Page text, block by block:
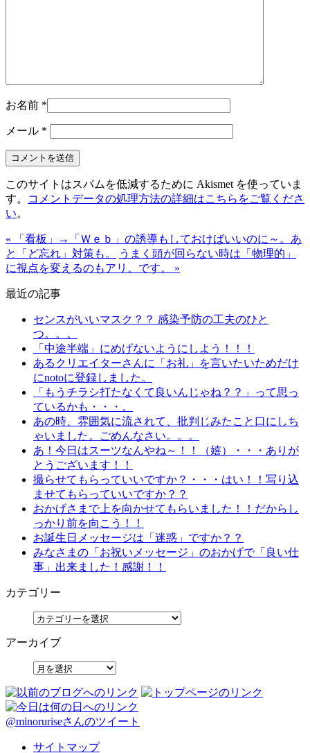
お名前 *
メール *
このサイトはスパムを低減するために Akismet を使っていま
す。
コメントデータの処理方法の詳細はこちらをご覧くださ
い。
« 「看板」→「Ｗｅｂ」の誘導もしておけばいいのに～。あ
と「ど忘れ」対策も。
うまく頭が回らない時は「物理的」
に視点を変えるのもアリ。です。 »
最近の記事
センスがいいマスク？？ 感染予防の工夫のひと
つ。。。
「中途半端」にめげないようにしよう！！！
あるクリエイターさんに「お礼」を言いたいためだけ
にnotoに登録しました。
「もうチラシ打たなくて良いんじゃね？？」って思っ
ているかも・・・。
あの時、雰囲気に流されて、批判じみたこと口にしち
ゃいました。ごめんなさい。。。
あ！今日はスーツなんやね～！！（嬉）・・・ありが
とうございます！！
撮らせてもらっていいですか？・・・はい！！写り込
ませてもらっていいですか？？
おかげさまで上を向かせてもらいました！！だからし
っかり前を向こう！！
お誕生日メッセージは「迷惑」ですか？？
みなさまの「お祝いメッセージ」のおかげで「良い仕
事」出来ました！感謝！！
カテゴリー
アーカイブ
@minoruriseさんのツイート
サイトマップ